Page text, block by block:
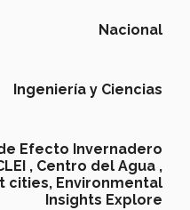
Nacional
Ingeniería y Ciencias
Efecto Invernadero
, Centro del Agua ,
cities, Environmental
Insights Explore